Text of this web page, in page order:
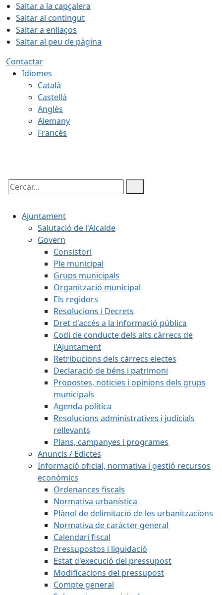
Saltar a la capçalera
Saltar al contingut
Saltar a enllaços
Saltar al peu de pàgina
Contactar
Idiomes
Català
Castellà
Anglès
Alemany
Francès
Cercar:
Ajuntament
Salutació de l'Alcalde
Govern
Consistori
Ple municipal
Grups municipals
Organització municipal
Els regidors
Resolucions i Decrets
Dret d'accés a la informació pública
Codi de conducte dels alts càrrecs de
l'Ajuntament
Retribucions dels càrrecs electes
Declaració de béns i patrimoni
Propostes, noticies i opinions dels grups
municipals
Agenda política
Resolucions administratives i judicials
rellevants
Plans, campanyes i programes
Anuncis / Edictes
Informació oficial, normativa i gestió recursos
econòmics
Ordenances fiscals
Normativa urbanística
Plànol de delimitació de les urbanitzacions
Normativa de caràcter general
Calendari fiscal
Pressupostos i liquidació
Estat d'execució del pressupost
Modificacions del pressupost
Compte general